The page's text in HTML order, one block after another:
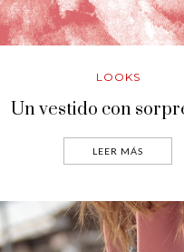
LOOKS
Un vestido con
LEER MÁS